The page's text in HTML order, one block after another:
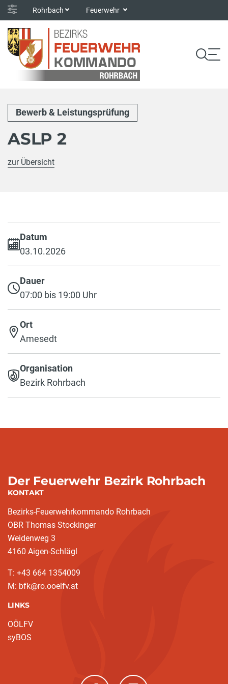
Rohrbach Feuerwehr
Bewerb & Leistungsprüfung
ASLP 2
zur Übersicht
Datum
03.10.2026
Dauer
07:00 bis 19:00 Uhr
Ort
Amesedt
Organisation
Bezirk Rohrbach
Der Feuerwehr Bezirk Rohrbach
KONTAKT
Bezirks-Feuerwehrkommando Rohrbach
OBR Thomas Stockinger
Weidenweg 3
4160 Aigen-Schlägl
T: +43 664 1354009
M: bfk@ro.ooelfv.at
LINKS
OÖLFV
syBOS